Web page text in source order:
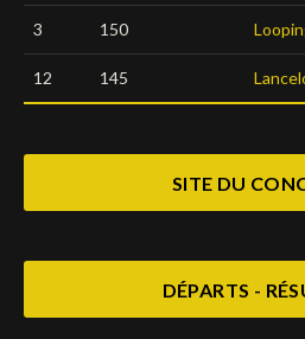
3 150
12 145
SITE DU
DÉPARTS -